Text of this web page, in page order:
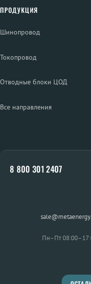
ПРОДУКЦИЯ
Шинопровод
Токопровод
Отводные блоки ЦОД
Все направления
8 800 301 2407
Пн–Пт